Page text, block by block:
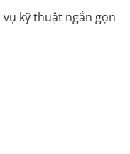
kỹ thuật ngắn gọn